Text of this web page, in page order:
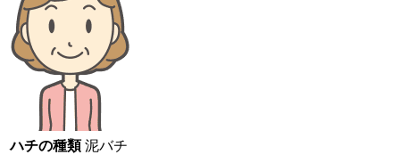
ハチの種類 泥バチ